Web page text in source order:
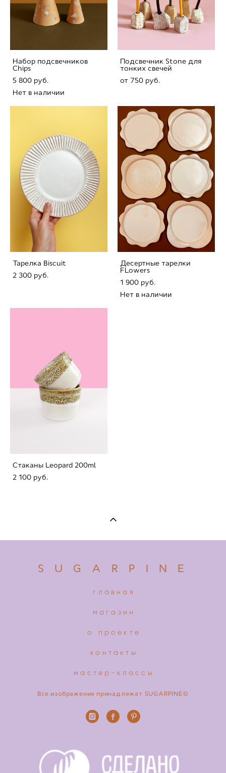
Набор подсвечников
Chips
5 800 pуб.
Нет в наличии
Подсвечник Stone для
тонких свечей
от 750 pуб.
Тарелка Biscuit
2 300 pуб.
Десертные тарелки
FLowers
1 900 pуб.
Нет в наличии
Стаканы Leopard 200ml
2 100 pуб.
S U G A R P I N E
главная
магазин
о проекте
контакты
мастер-классы
Все изображения принадлежат SUGARPINE©